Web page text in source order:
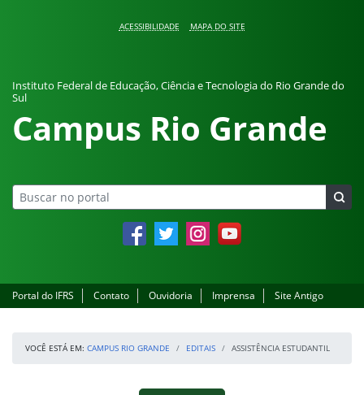
ACESSIBILIDADE MAPA DO SITE
Instituto Federal de Educação, Ciência e Tecnologia do Rio Grande do
Sul
Campus Rio Grande
Facebook Twitter InstagramYouTube
Portal do IFRS Contato Ouvidoria Imprensa Site Antigo
VOCÊ ESTÁ EM: CAMPUS RIO GRANDE EDITAIS ASSISTÊNCIA ESTUDANTIL